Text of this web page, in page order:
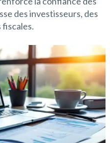
des investisseurs, des